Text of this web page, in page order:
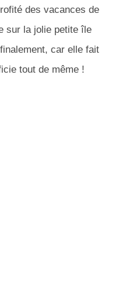
des vacances de
sur la jolie petite île
car elle fait
tout de même !